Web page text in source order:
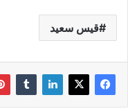
قيس سعيد